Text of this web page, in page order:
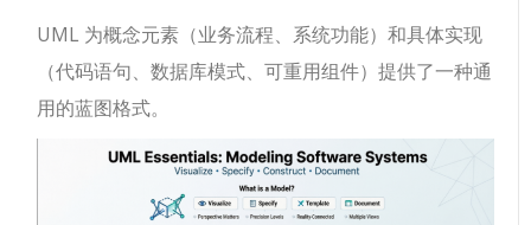
UML 为概念元素（业务流程、系统功能）和具体实现
（代码语句、数据库模式、可重用组件）提供了一种通
用的蓝图格式。